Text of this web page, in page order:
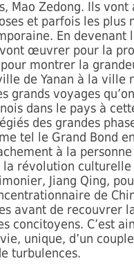
Mao Zedong. Ils
et parfois les plus
En devenant
œuvrer pour la
montrer la
de Yanan à la ville
grands voyages
dans le pays à
des grandes
tel le Grand Bond
à la
la révolution
Jiang Qing,
de
avant de recouvrer
concitoyens. C’est
unique, d’un
turbulences.